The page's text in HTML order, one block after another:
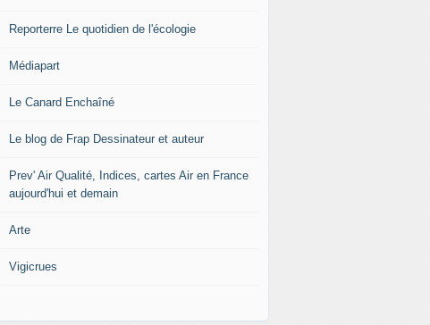
Reporterre Le quotidien de l'écologie
Médiapart
Le Canard Enchaîné
Le blog de Frap Dessinateur et auteur
Prev' Air Qualité, Indices, cartes Air en France
aujourd'hui et demain
Arte
Vigicrues